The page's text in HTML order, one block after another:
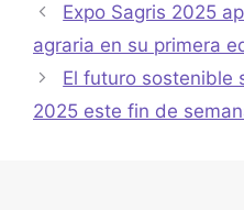
Expo Sagris 2025
agraria en su primera
El futuro sostenible
2025 este fin de